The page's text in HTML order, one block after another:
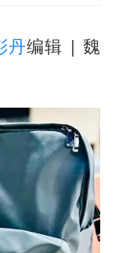
丹编辑 | 魏